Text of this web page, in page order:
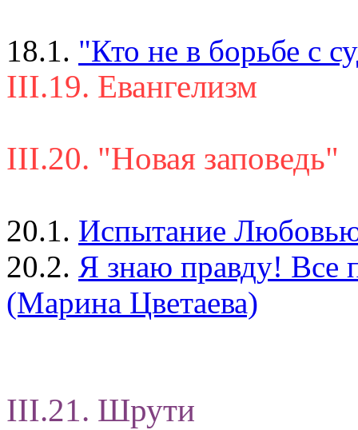
18.1. "Кто не в борьбе с
III.19. Евангелизм
III.20. "Новая заповедь"
20.1. Испытание
20.2. Я знаю правду! Все
(Марина Цветаева)
III.21. Шрути